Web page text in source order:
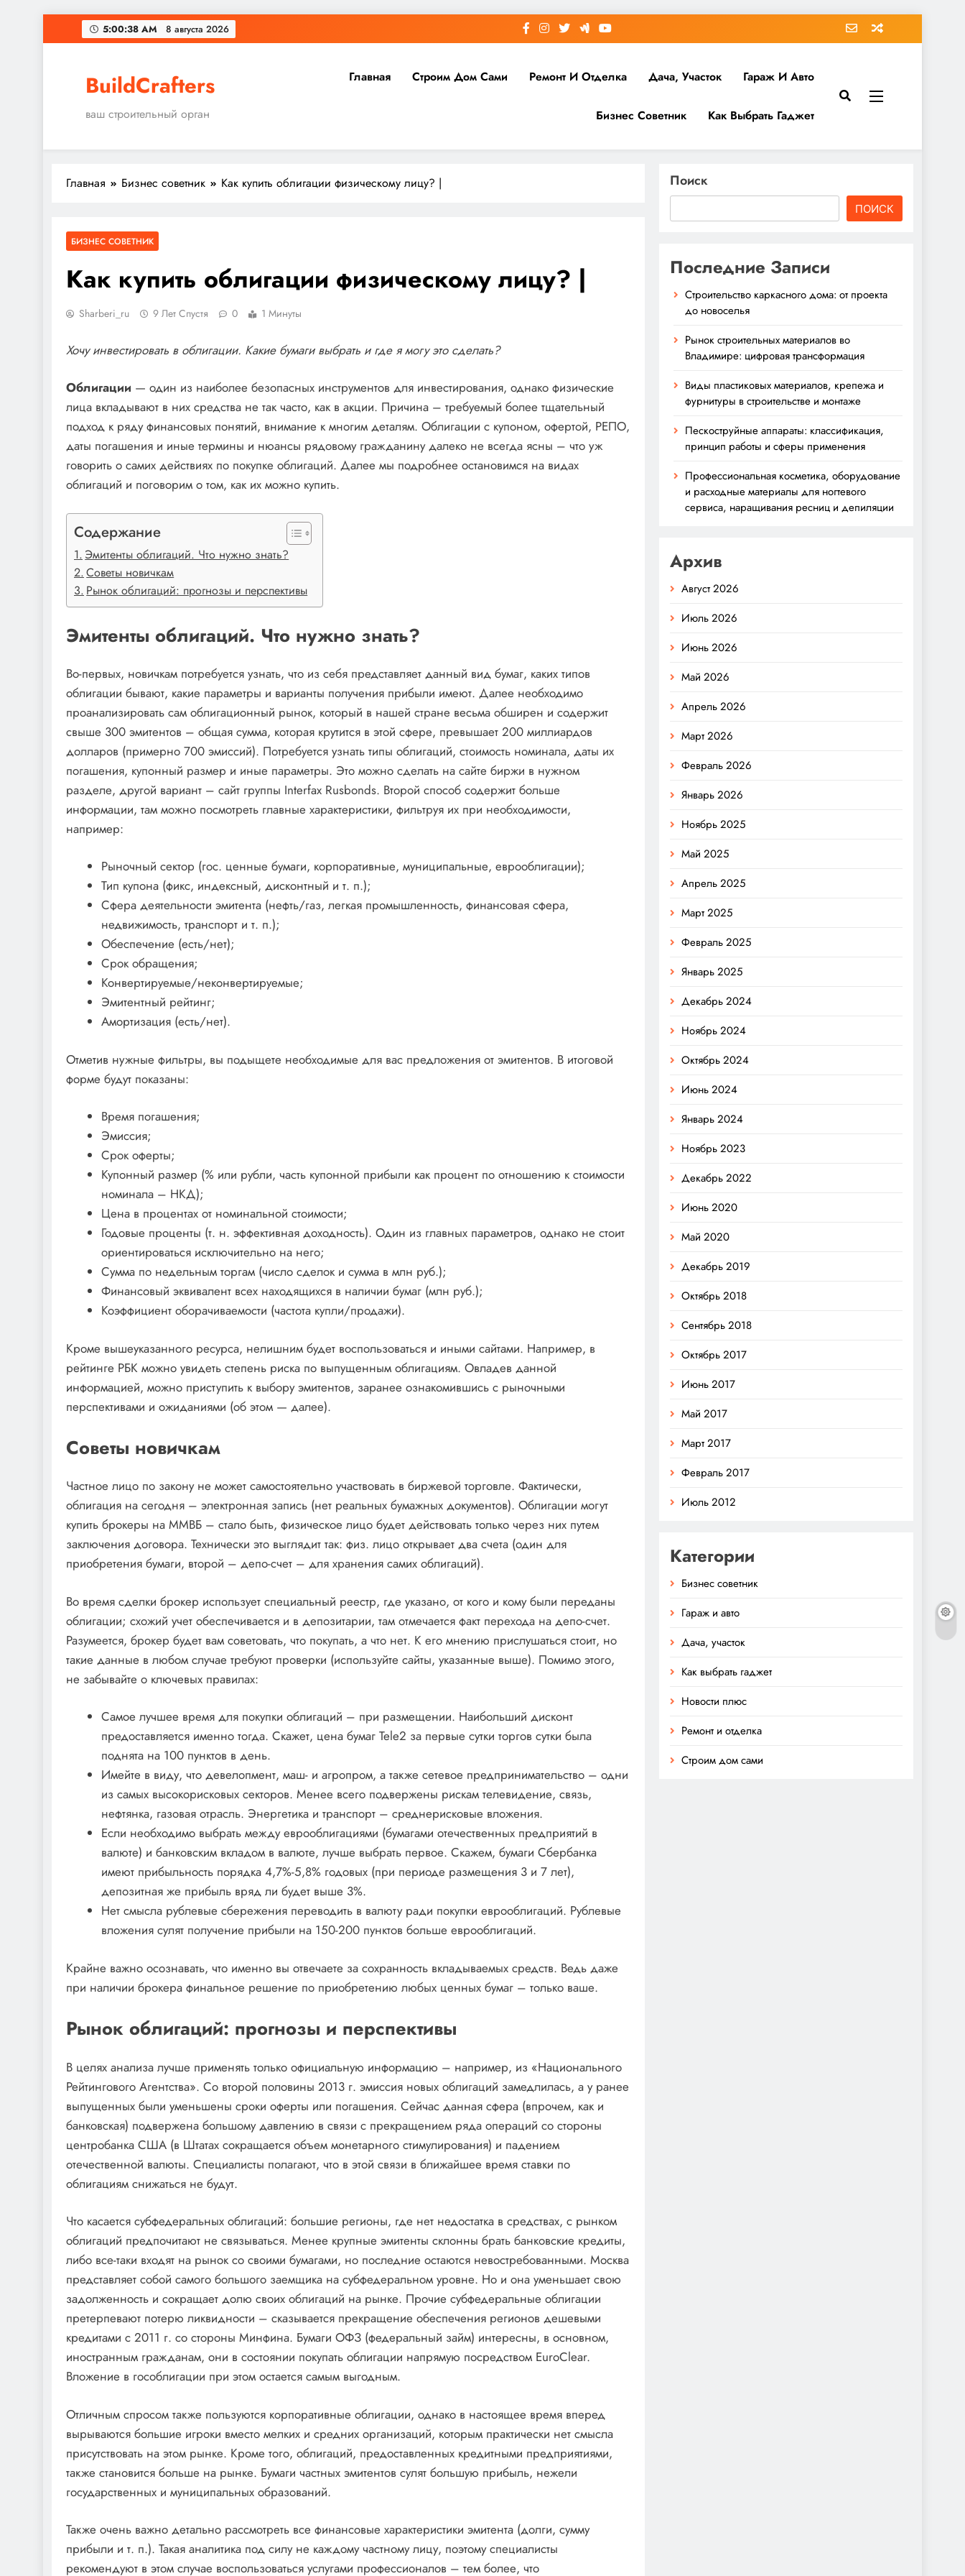
Перейти
к
5:00:39 AM 8 августа 2026
BuildCrafters
ваш строительный орган
Главная Строим Дом Сами Ремонт И Отделка Дача, Участок Гараж И Авто
Бизнес Советник Как Выбрать Гаджет
Главная Бизнес советник Как купить облигации физическому лицу? |
БИЗНЕС СОВЕТНИК
Как купить облигации физическому лицу? |
Sharberi_ru 9 Лет Спустя 0 1 Минуты
Хочу инвестировать в облигации. Какие бумаги выбрать и где я могу это сделать?
Облигации — один из наиболее безопасных инструментов для инвестирования, однако физические
лица вкладывают в них средства не так часто, как в акции. Причина – требуемый более тщательный
подход к ряду финансовых понятий, внимание к многим деталям. Облигации с купоном, офертой, РЕПО,
даты погашения и иные термины и нюансы рядовому гражданину далеко не всегда ясны – что уж
говорить о самих действиях по покупке облигаций. Далее мы подробнее остановимся на видах
облигаций и поговорим о том, как их можно купить.
Содержание
Эмитенты облигаций. Что нужно знать?
Советы новичкам
Рынок облигаций: прогнозы и перспективы
Эмитенты облигаций. Что нужно знать?
Во-первых, новичкам потребуется узнать, что из себя представляет данный вид бумаг, каких типов
облигации бывают, какие параметры и варианты получения прибыли имеют. Далее необходимо
проанализировать сам облигационный рынок, который в нашей стране весьма обширен и содержит
свыше 300 эмитентов – общая сумма, которая крутится в этой сфере, превышает 200 миллиардов
долларов (примерно 700 эмиссий). Потребуется узнать типы облигаций, стоимость номинала, даты их
погашения, купонный размер и иные параметры. Это можно сделать на сайте биржи в нужном
разделе, другой вариант – сайт группы Interfax Rusbonds. Второй способ содержит больше
информации, там можно посмотреть главные характеристики, фильтруя их при необходимости,
например:
Рыночный сектор (гос. ценные бумаги, корпоративные, муниципальные, еврооблигации);
Тип купона (фикс, индексный, дисконтный и т. п.);
Сфера деятельности эмитента (нефть/газ, легкая промышленность, финансовая сфера,
недвижимость, транспорт и т. п.);
Обеспечение (есть/нет);
Срок обращения;
Конвертируемые/неконвертируемые;
Эмитентный рейтинг;
Амортизация (есть/нет).
Отметив нужные фильтры, вы подыщете необходимые для вас предложения от эмитентов. В итоговой
форме будут показаны:
Время погашения;
Эмиссия;
Срок оферты;
Купонный размер (% или рубли, часть купонной прибыли как процент по отношению к стоимости
номинала – НКД);
Цена в процентах от номинальной стоимости;
Годовые проценты (т. н. эффективная доходность). Один из главных параметров, однако не стоит
ориентироваться исключительно на него;
Сумма по недельным торгам (число сделок и сумма в млн руб.);
Финансовый эквивалент всех находящихся в наличии бумаг (млн руб.);
Коэффициент оборачиваемости (частота купли/продажи).
Кроме вышеуказанного ресурса, нелишним будет воспользоваться и иными сайтами. Например, в
рейтинге РБК можно увидеть степень риска по выпущенным облигациям. Овладев данной
информацией, можно приступить к выбору эмитентов, заранее ознакомившись с рыночными
перспективами и ожиданиями (об этом — далее).
Советы новичкам
Частное лицо по закону не может самостоятельно участвовать в биржевой торговле. Фактически,
облигация на сегодня – электронная запись (нет реальных бумажных документов). Облигации могут
купить брокеры на ММВБ – стало быть, физическое лицо будет действовать только через них путем
заключения договора. Технически это выглядит так: физ. лицо открывает два счета (один для
приобретения бумаги, второй – депо-счет – для хранения самих облигаций).
Во время сделки брокер использует специальный реестр, где указано, от кого и кому были переданы
облигации; схожий учет обеспечивается и в депозитарии, там отмечается факт перехода на депо-счет.
Разумеется, брокер будет вам советовать, что покупать, а что нет. К его мнению прислушаться стоит, но
такие данные в любом случае требуют проверки (используйте сайты, указанные выше). Помимо этого,
не забывайте о ключевых правилах:
Самое лучшее время для покупки облигаций – при размещении. Наибольший дисконт
предоставляется именно тогда. Скажет, цена бумаг Tele2 за первые сутки торгов сутки была
поднята на 100 пунктов в день.
Имейте в виду, что девелопмент, маш- и агропром, а также сетевое предпринимательство – одни
из самых высокорисковых секторов. Менее всего подвержены рискам телевидение, связь,
нефтянка, газовая отрасль. Энергетика и транспорт – среднерисковые вложения.
Если необходимо выбрать между еврооблигациями (бумагами отечественных предприятий в
валюте) и банковским вкладом в валюте, лучше выбрать первое. Скажем, бумаги Сбербанка
имеют прибыльность порядка 4,7%-5,8% годовых (при периоде размещения 3 и 7 лет),
депозитная же прибыль вряд ли будет выше 3%.
Нет смысла рублевые сбережения переводить в валюту ради покупки еврооблигаций. Рублевые
вложения сулят получение прибыли на 150-200 пунктов больше еврооблигаций.
Крайне важно осознавать, что именно вы отвечаете за сохранность вкладываемых средств. Ведь даже
при наличии брокера финальное решение по приобретению любых ценных бумаг – только ваше.
Рынок облигаций: прогнозы и перспективы
В целях анализа лучше применять только официальную информацию – например, из «Национального
Рейтингового Агентства». Со второй половины 2013 г. эмиссия новых облигаций замедлилась, а у ранее
выпущенных были уменьшены сроки оферты или погашения. Сейчас данная сфера (впрочем, как и
банковская) подвержена большому давлению в связи с прекращением ряда операций со стороны
центробанка США (в Штатах сокращается объем монетарного стимулирования) и падением
отечественной валюты. Специалисты полагают, что в этой связи в ближайшее время ставки по
облигациям снижаться не будут.
Что касается субфедеральных облигаций: большие регионы, где нет недостатка в средствах, с рынком
облигаций предпочитают не связываться. Менее крупные эмитенты склонны брать банковские кредиты,
либо все-таки входят на рынок со своими бумагами, но последние остаются невостребованными. Москва
представляет собой самого большого заемщика на субфедеральном уровне. Но и она уменьшает свою
задолженность и сокращает долю своих облигаций на рынке. Прочие субфедеральные облигации
претерпевают потерю ликвидности – сказывается прекращение обеспечения регионов дешевыми
кредитами с 2011 г. со стороны Минфина. Бумаги ОФЗ (федеральный займ) интересны, в основном,
иностранным гражданам, они в состоянии покупать облигации напрямую посредством EuroClear.
Вложение в гособлигации при этом остается самым выгодным.
Отличным спросом также пользуются корпоративные облигации, однако в настоящее время вперед
вырываются большие игроки вместо мелких и средних организаций, которым практически нет смысла
присутствовать на этом рынке. Кроме того, облигаций, предоставленных кредитными предприятиями,
также становится больше на рынке. Бумаги частных эмитентов сулят большую прибыль, нежели
государственных и муниципальных образований.
Также очень важно детально рассмотреть все финансовые характеристики эмитента (долги, сумму
прибыли и т. п.). Такая аналитика под силу не каждому частному лицу, поэтому специалисты
рекомендуют в этом случае воспользоваться услугами профессионалов – тем более, что
Поиск
ПОИСК
Последние Записи
Строительство каркасного дома: от проекта
до новоселья
Рынок строительных материалов во
Владимире: цифровая трансформация
Виды пластиковых материалов, крепежа и
фурнитуры в строительстве и монтаже
Пескоструйные аппараты: классификация,
принцип работы и сферы применения
Профессиональная косметика, оборудование
и расходные материалы для ногтевого
сервиса, наращивания ресниц и депиляции
Архив
Август 2026
Июль 2026
Июнь 2026
Май 2026
Апрель 2026
Март 2026
Февраль 2026
Январь 2026
Ноябрь 2025
Май 2025
Апрель 2025
Март 2025
Февраль 2025
Январь 2025
Декабрь 2024
Ноябрь 2024
Октябрь 2024
Июнь 2024
Январь 2024
Ноябрь 2023
Декабрь 2022
Июнь 2020
Май 2020
Декабрь 2019
Октябрь 2018
Сентябрь 2018
Октябрь 2017
Июнь 2017
Май 2017
Март 2017
Февраль 2017
Июль 2012
Категории
Бизнес советник
Гараж и авто
Дача, участок
Как выбрать гаджет
Новости плюс
Ремонт и отделка
Строим дом сами